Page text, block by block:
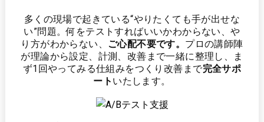
多くの現場で起きている“やりたくても手が出せな
い”問題。何をテストすればいいかわからない、や
り方がわからない、 ご心配不要です。 プロの講師陣
が理論から設定、計測、改善まで一緒に整理し、
ま
ず1回やってみる仕組みをつくり改善まで完全サポ
ート いたします。